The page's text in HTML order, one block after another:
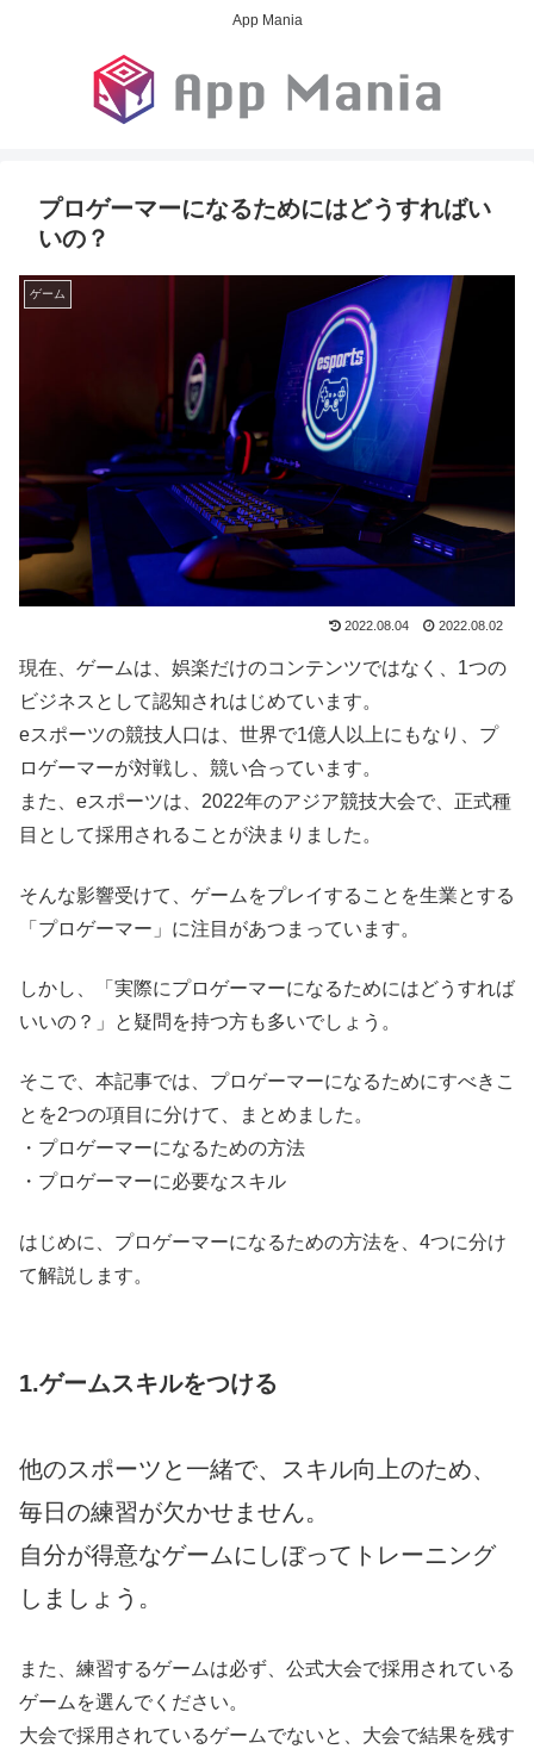
App Mania
プロゲーマーになるためにはどうすればい
いの？
ゲーム
2022.08.04 2022.08.02
現在、ゲームは、娯楽だけのコンテンツではなく、1つの
ビジネスとして認知されはじめています。
eスポーツの競技人口は、世界で1億人以上にもなり、プ
ロゲーマーが対戦し、競い合っています。
また、eスポーツは、2022年のアジア競技大会で、正式種
目として採用されることが決まりました。
そんな影響受けて、ゲームをプレイすることを生業とする
「プロゲーマー」に注目があつまっています。
しかし、「実際にプロゲーマーになるためにはどうすれば
いいの？」と疑問を持つ方も多いでしょう。
そこで、本記事では、プロゲーマーになるためにすべきこ
とを2つの項目に分けて、まとめました。
・プロゲーマーになるための方法
・プロゲーマーに必要なスキル
はじめに、プロゲーマーになるための方法を、4つに分け
て解説します。
1.ゲームスキルをつける
他のスポーツと一緒で、スキル向上のため、
毎日の練習が欠かせません。
自分が得意なゲームにしぼってトレーニング
しましょう。
また、練習するゲームは必ず、公式大会で採用されている
ゲームを選んでください。
大会で採用されているゲームでないと、大会で結果を残す